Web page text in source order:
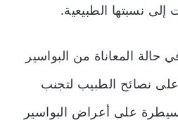
نسبتها الطبيعية.
المعاناة من البواسير
نصائح الطبيب لتجنب
على أعراض البواسير